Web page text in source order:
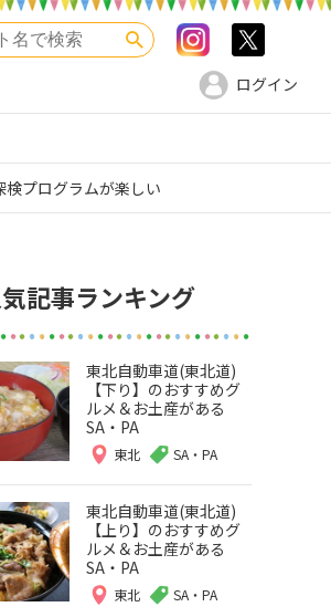
検索 Instagram
ログイン
プログラムが楽しい
記事ランキング
東北自動車道(東北道)
【下り】のおすすめグ
ルメ＆お土産がある
SA・PA
東北 SA・PA
東北自動車道(東北道)
【上り】のおすすめグ
ルメ＆お土産がある
SA・PA
東北 SA・PA